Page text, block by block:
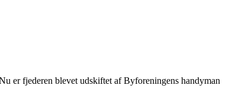
er fjederen blevet udskiftet af Byforeningens handyman